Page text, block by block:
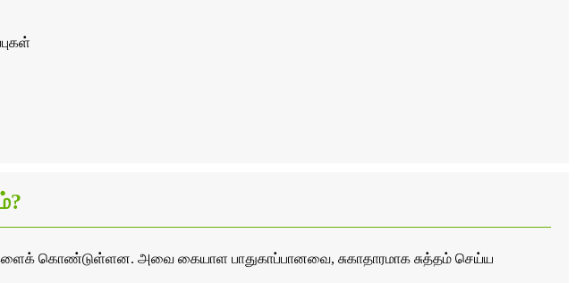
கொண்டுள்ளன. அவை கையாள பாதுகாப்பானவை, சுகாதாரமாக சுத்தம் செய்ய